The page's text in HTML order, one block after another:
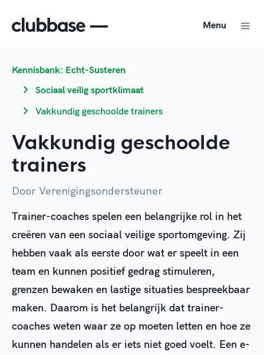
Menu
Kennisbank: Echt-Susteren
Sociaal veilig sportklimaat
Vakkundig geschoolde trainers
Vakkundig geschoolde
trainers
Door Verenigingsondersteuner
Trainer-coaches spelen een belangrijke rol in het
creëren van een sociaal veilige sportomgeving. Zij
hebben vaak als eerste door wat er speelt in een
team en kunnen positief gedrag stimuleren,
grenzen bewaken en lastige situaties bespreekbaar
maken. Daarom is het belangrijk dat trainer-
coaches weten waar ze op moeten letten en hoe ze
kunnen handelen als er iets niet goed voelt. Een e-